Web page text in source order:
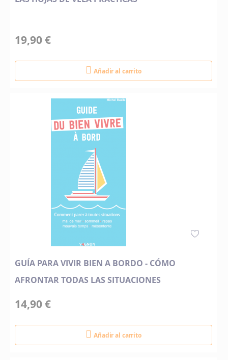
19,90 €
Añadir al carrito
GUÍA PARA VIVIR BIEN A BORDO - CÓMO
AFRONTAR TODAS LAS SITUACIONES
14,90 €
Añadir al carrito